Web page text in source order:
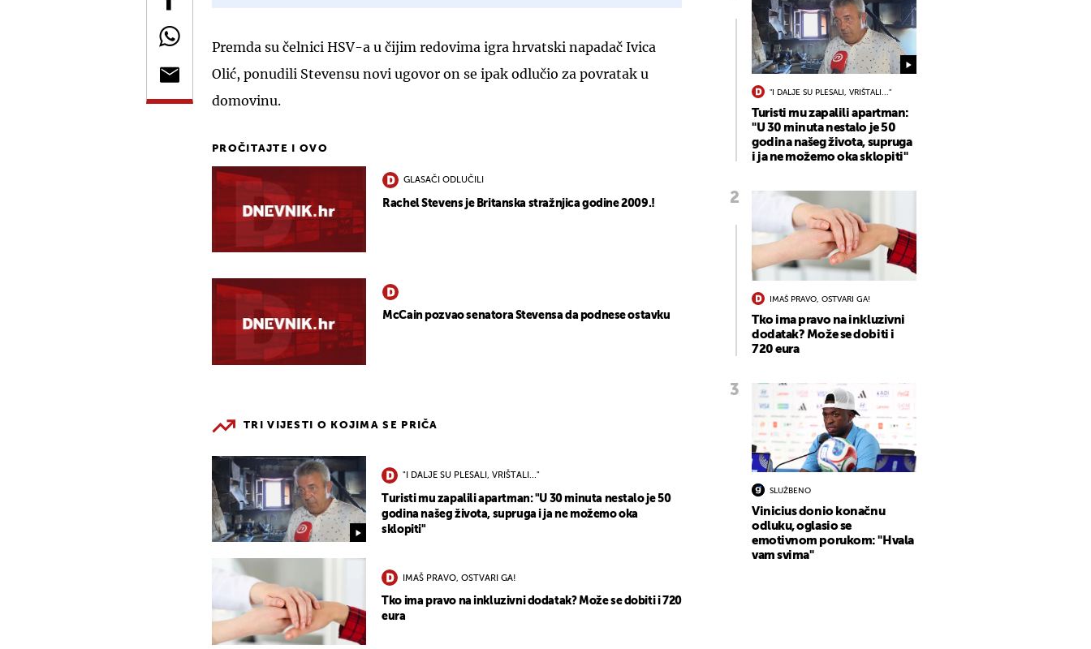
Premda su čelnici HSV-a u čijim redovima igra hrvatski napadač Ivica
Olić, ponudili Stevensu novi ugovor on se ipak odlučio za povratak u
domovinu.
PROČITAJTE I OVO
GLASAČI ODLUČILI
Rachel Stevens je Britanska stražnjica godine 2009.!
McCain pozvao senatora Stevensa da podnese ostavku
TRI VIJESTI O KOJIMA SE PRIČA
"I DALJE SU PLESALI, VRIŠTALI..."
Turisti mu zapalili apartman: "U 30 minuta nestalo je 50
godina našeg života, supruga i ja ne možemo oka
sklopiti"
IMAŠ PRAVO, OSTVARI GA!
Tko ima pravo na inkluzivni dodatak? Može se dobiti i 720
eura
"I DALJE SU PLESALI, VRIŠTALI..."
Turisti mu zapalili apartman:
"U 30 minuta nestalo je 50
godina našeg života, supruga
i ja ne možemo oka sklopiti"
IMAŠ PRAVO, OSTVARI GA!
Tko ima pravo na inkluzivni
dodatak? Može se dobiti i
720 eura
SLUŽBENO
Vinicius donio konačnu
odluku, oglasio se
emotivnom porukom: "Hvala
vam svima"